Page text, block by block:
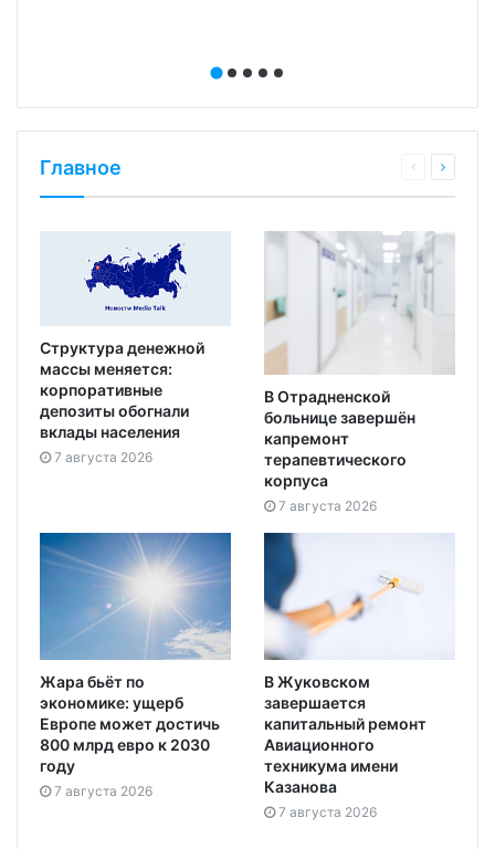
Главное
Структура денежной
массы меняется:
корпоративные
депозиты обогнали
вклады населения
7 августа 2026
В Отрадненской
больнице завершён
капремонт
терапевтического
корпуса
7 августа 2026
Жара бьёт по
экономике: ущерб
Европе может достичь
800 млрд евро к 2030
году
7 августа 2026
В Жуковском
завершается
капитальный ремонт
Авиационного
техникума имени
Казанова
7 августа 2026